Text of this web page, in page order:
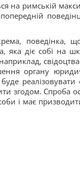
на римській
поведінка,
яка діє собі на
органу
реалізовувати
згодом. Спроба
і має